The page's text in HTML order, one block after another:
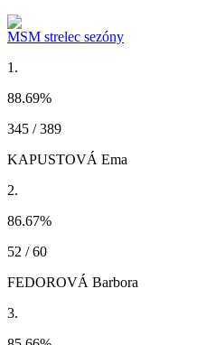
MSM strelec sezóny
1.
88.69%
345 / 389
KAPUSTOVÁ Ema
2.
86.67%
52 / 60
FEDOROVÁ Barbora
3.